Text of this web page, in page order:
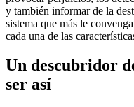
y también informar de la
sistema que más le
cada una de las
Un descubridor
ser así